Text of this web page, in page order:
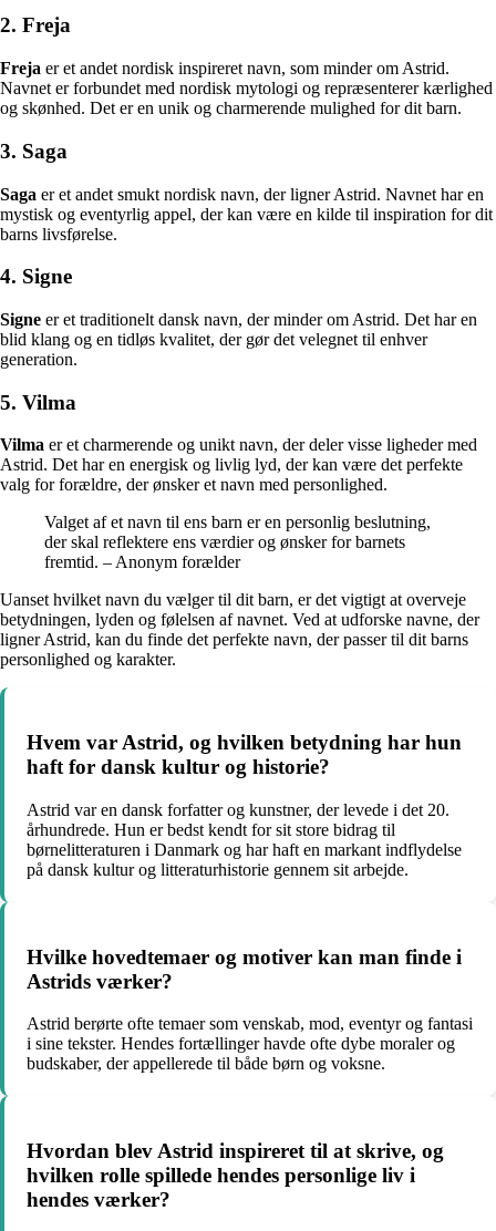
2. Freja
Freja er et andet nordisk inspireret navn, som minder om Astrid.
Navnet er forbundet med nordisk mytologi og repræsenterer kærlighed
og skønhed. Det er en unik og charmerende mulighed for dit barn.
3. Saga
Saga er et andet smukt nordisk navn, der ligner Astrid. Navnet har en
mystisk og eventyrlig appel, der kan være en kilde til inspiration for dit
barns livsførelse.
4. Signe
Signe er et traditionelt dansk navn, der minder om Astrid. Det har en
blid klang og en tidløs kvalitet, der gør det velegnet til enhver
generation.
5. Vilma
Vilma er et charmerende og unikt navn, der deler visse ligheder med
Astrid. Det har en energisk og livlig lyd, der kan være det perfekte
valg for forældre, der ønsker et navn med personlighed.
Valget af et navn til ens barn er en personlig beslutning,
der skal reflektere ens værdier og ønsker for barnets
fremtid. – Anonym forælder
Uanset hvilket navn du vælger til dit barn, er det vigtigt at overveje
betydningen, lyden og følelsen af navnet. Ved at udforske navne, der
ligner Astrid, kan du finde det perfekte navn, der passer til dit barns
personlighed og karakter.
Hvem var Astrid, og hvilken betydning har hun
haft for dansk kultur og historie?
Astrid var en dansk forfatter og kunstner, der levede i det 20.
århundrede. Hun er bedst kendt for sit store bidrag til
børnelitteraturen i Danmark og har haft en markant indflydelse
på dansk kultur og litteraturhistorie gennem sit arbejde.
Hvilke hovedtemaer og motiver kan man finde i
Astrids værker?
Astrid berørte ofte temaer som venskab, mod, eventyr og fantasi
i sine tekster. Hendes fortællinger havde ofte dybe moraler og
budskaber, der appellerede til både børn og voksne.
Hvordan blev Astrid inspireret til at skrive, og
hvilken rolle spillede hendes personlige liv i
hendes værker?